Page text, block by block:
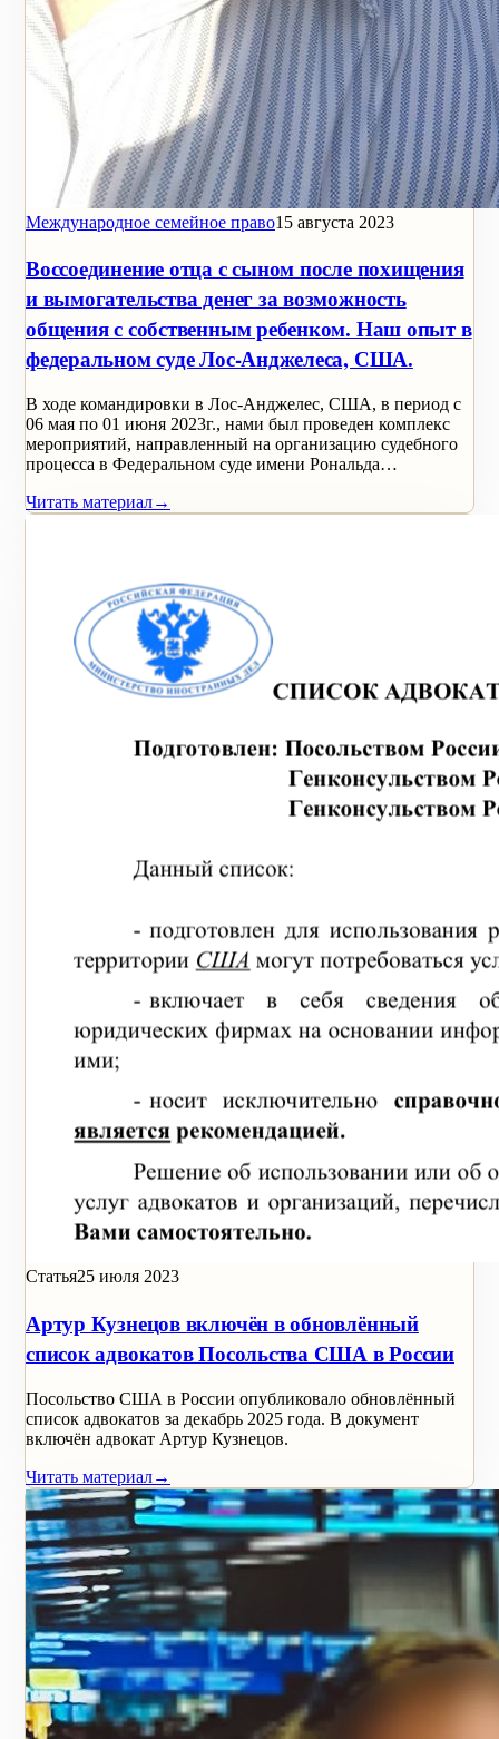
Международное семейное право15 августа 2023
Воссоединение отца с сыном после похищения
и вымогательства денег за возможность
общения с собственным ребенком. Наш опыт в
федеральном суде Лос-Анджелеса, США.
В ходе командировки в Лос-Анджелес, США, в период с
06 мая по 01 июня 2023г., нами был проведен комплекс
мероприятий, направленный на организацию судебного
процесса в Федеральном суде имени Рональда…
Читать материал→
Статья25 июля 2023
Артур Кузнецов включён в обновлённый
список адвокатов Посольства США в России
Посольство США в России опубликовало обновлённый
список адвокатов за декабрь 2025 года. В документ
включён адвокат Артур Кузнецов.
Читать материал→